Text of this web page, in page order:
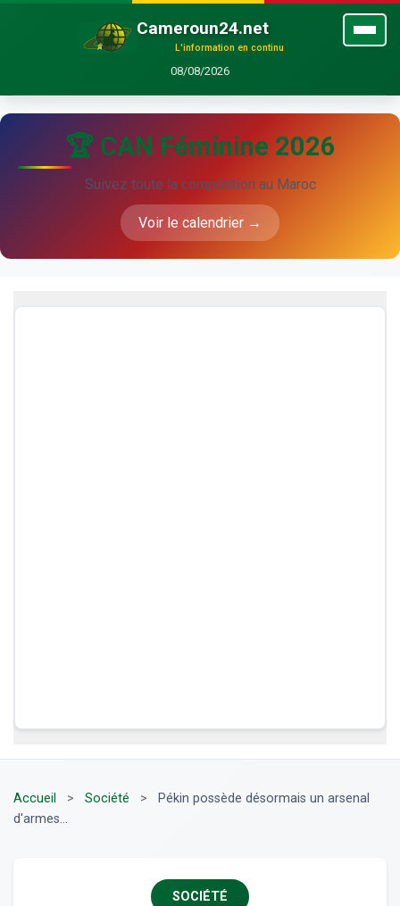
Cameroun24.net
L'information en continu
08/08/2026
🏆 CAN Féminine 2026
Suivez toute la compétition au Maroc
Voir le calendrier →
Accueil > Société >
Pékin possède désormais un arsenal
d'armes...
SOCIÉTÉ